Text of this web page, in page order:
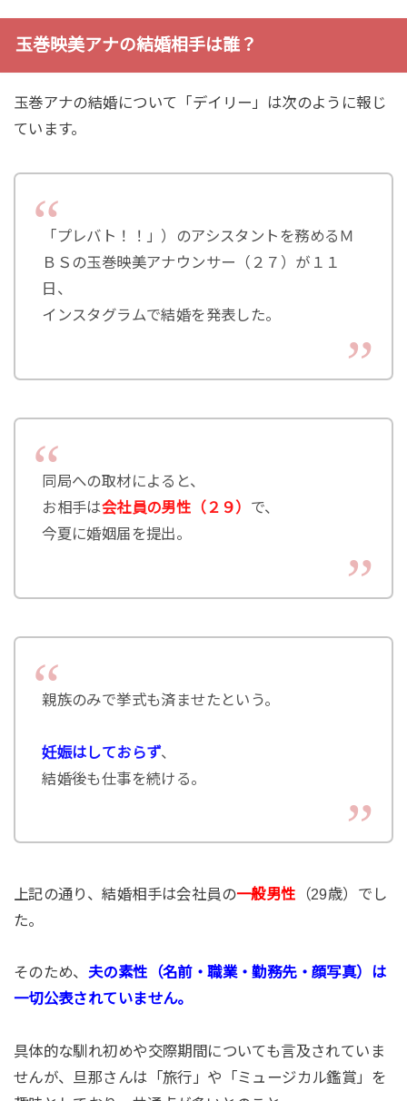
玉巻映美アナの結婚相手は誰？
玉巻アナの結婚について「デイリー」は次のように報じ
ています。
「プレバト！！」）のアシスタントを務めるＭ
ＢＳの玉巻映美アナウンサー（２７）が１１
日、
インスタグラムで結婚を発表した。
同局への取材によると、
お相手は会社員の男性（２９） で、
今夏に婚姻届を提出。
親族のみで挙式も済ませたという。
妊娠はしておらず、
結婚後も仕事を続ける。
上記の通り、結婚相手は会社員の一般男性 （29歳）でし
た。
そのため、 夫の素性（名前・職業・勤務先・顔写真）は
一切公表されていません。
具体的な馴れ初めや交際期間についても言及されていま
せんが、旦那さんは「旅行」や「ミュージカル鑑賞」を